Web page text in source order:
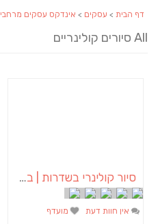
דף הבית > עסקים > אינדקס עסקים מרחבי
All סיורים קולינריים
סיור קולינרי בשדרות | בדרום
אין חוות דעת מועדף